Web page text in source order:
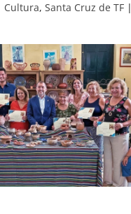
Cultura, Santa Cruz de TF|